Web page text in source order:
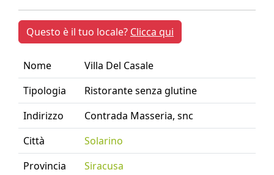
Questo è il tuo locale? Clicca qui
Nome
Villa Del Casale
Tipologia
Ristorante senza glutine
Indirizzo
Contrada Masseria, snc
Città
Solarino
Provincia
Siracusa